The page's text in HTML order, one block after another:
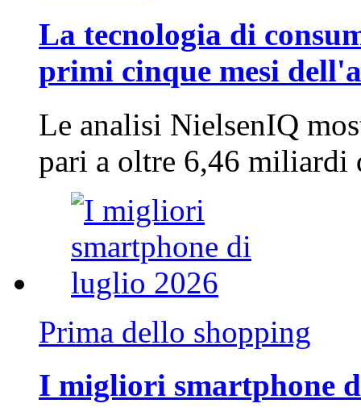
La tecnologia di
primi cinque mesi
Le analisi NielsenIQ
pari a oltre 6,46
Prima dello shopping
I migliori smartphone